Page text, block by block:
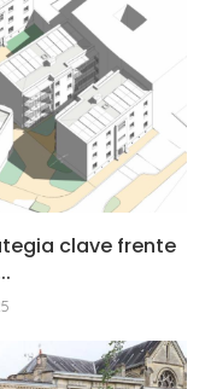
clave frente